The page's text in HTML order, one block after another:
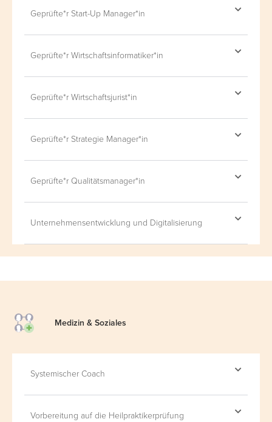
Geprüfte*r Start-Up Manager*in
Geprüfte*r Wirtschaftsinformatiker*in
Geprüfte*r Wirtschaftsjurist*in
Geprüfte*r Strategie Manager*in
Geprüfte*r Qualitätsmanager*in
Unternehmensentwicklung und Digitalisierung
Medizin & Soziales
Systemischer Coach
Vorbereitung auf die Heilpraktikerprüfung